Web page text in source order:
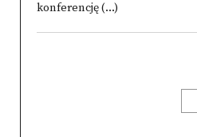
konferencję (...)